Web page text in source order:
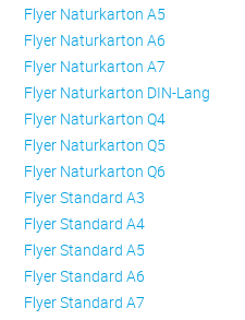
Flyer Naturkarton A5
Flyer Naturkarton A6
Flyer Naturkarton A7
Flyer Naturkarton DIN-Lang
Flyer Naturkarton Q4
Flyer Naturkarton Q5
Flyer Naturkarton Q6
Flyer Standard A3
Flyer Standard A4
Flyer Standard A5
Flyer Standard A6
Flyer Standard A7